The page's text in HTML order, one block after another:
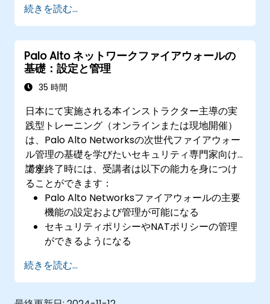
続きを読む...
Palo Alto ネットワークファイアウォールの
基礎：設定と管理
35 時間
日本にて実施される本インストラクター主導の実
践型トレーニング（オンラインまたは現地開催）
は、Palo Alto Networksの次世代ファイアウォー
ル管理の基礎を学びたいセキュリティ専門家向け
です。
講座終了時には、受講者は以下の能力を身につけ
ることができます：
Palo Alto Networksファイアウォールの主要
機能の設定および管理が可能になる
セキュリティポリシーやNATポリシーの管理
ができるようになる
ネットワーク上の脅威や通信状況を監視でき
るようになる
続きを読む...